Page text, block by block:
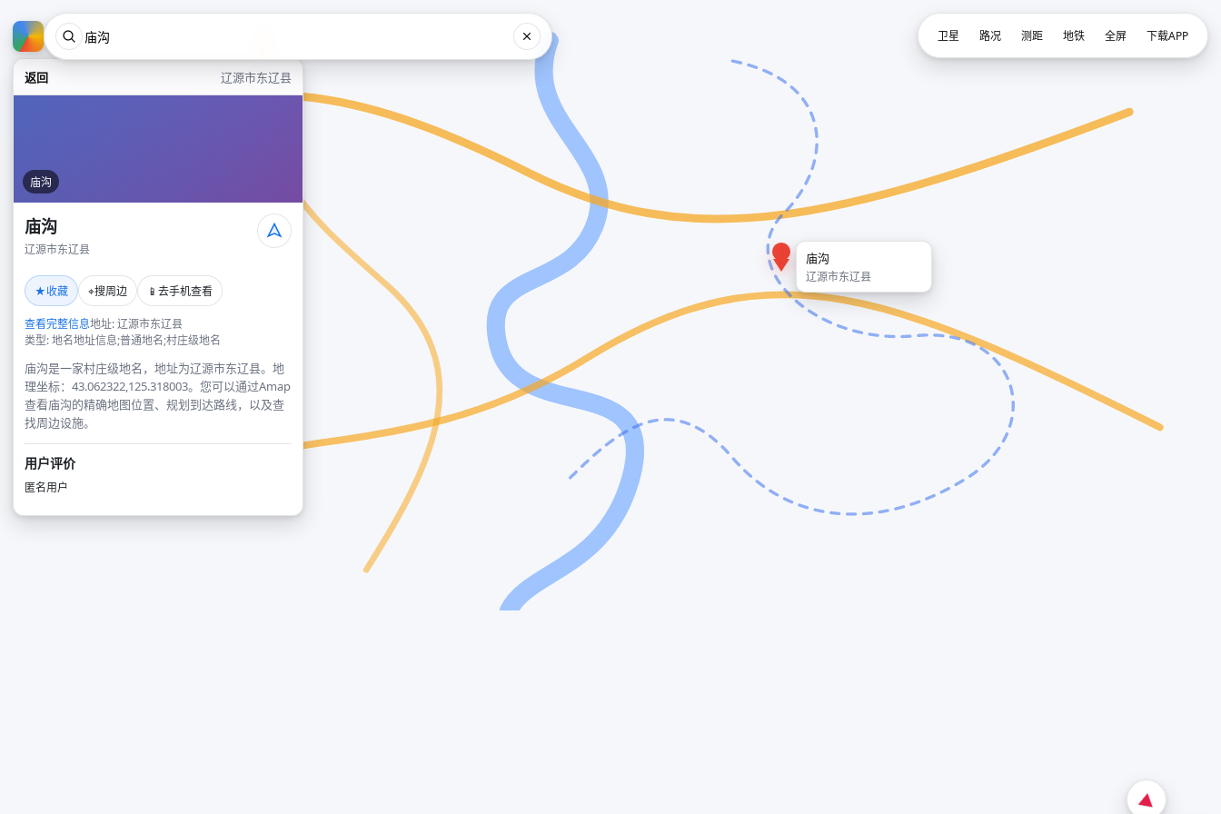
返回 辽源市东辽县
庙沟
庙沟
辽源市东辽县
★收藏 ⌖搜周边 📱 去手机查看
查看完整信息地址: 辽源市东辽县
类型: 地名地址信息;普通地名;村庄级地名
庙沟是一家村庄级地名，地址为辽源市东辽县。地
理坐标：43.062322,125.318003。您可以通过Amap
查看庙沟的精确地图位置、规划到达路线，以及查
找周边设施。
用户评价
匿名用户
庙沟
辽源市东辽县
卫星 路况 测距 地铁 全屏 下载APP